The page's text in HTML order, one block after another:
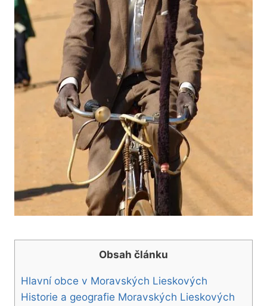
Obsah článku
Hlavní obce v Moravských Lieskových
Historie a geografie Moravských Lieskových